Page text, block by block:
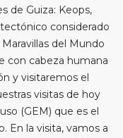
de Guiza: Keops,
considerado
del Mundo
con cabeza humana
y visitaremos el
visitas de hoy
(GEM) que es el
En la visita, vamos a